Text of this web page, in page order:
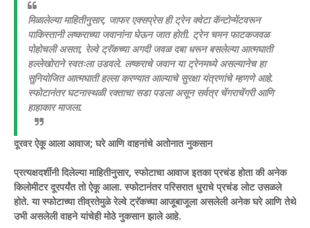
मिळालेल्या माहितीनुसार, जाफर एक्सप्रेस ही ट्रेन क्वेटा कॅन्टोन्मेंटवरून
पाकिस्तानी लष्कराच्या जवानांना घेऊन जात होती. ट्रेन चमन फाटकजवळ
पोहोचली असता, रेल्वे ट्रॅकच्या अगदी जवळ दबा धरून बसलेल्या आत्मघाती
हल्लेखोराने स्वतःला उडवले. लष्कराचे जवान या ट्रेनमध्ये असल्यानेच हा
सुनियोजित आत्मघाती हल्ला करण्यात आल्याचे सुरक्षा यंत्रणांचे म्हणणे आहे.
स्फोटानंतर घटनास्थळी रक्ताचा सडा पडला असून सर्वत्र चेंगराचेंगरी आणि
हाहाकार माजला.
दूरवर ऐकू आला आवाज; घरे आणि वाहनांचे अतोनात नुकसान
प्रत्यक्षदर्शींनी दिलेल्या माहितीनुसार, स्फोटाचा आवाज इतका प्रचंड होता की अनेक
किलोमीटर दूरपर्यंत तो ऐकू आला. स्फोटानंतर परिसरात धुराचे प्रचंड लोट उसळले
होते. या स्फोटाच्या तीव्रतेमुळे रेल्वे ट्रॅकच्या आजूबाजूला असलेली अनेक घरे आणि तेथे
उभी असलेली वाहने यांचेही मोठे नुकसान झाले आहे.